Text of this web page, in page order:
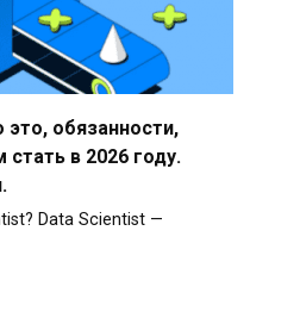
обязанности,
стать в 2026 году.
Data Scientist —